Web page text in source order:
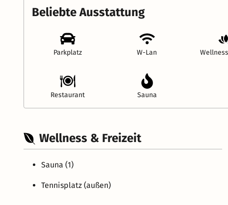
Beliebte Ausstattung
Parkplatz W-Lan
Restaurant Sauna
Wellness & Freizeit
Sauna (1)
Tennisplatz (außen)